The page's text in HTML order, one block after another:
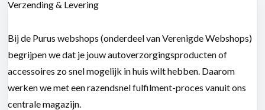
Verzending & Levering
Bij de Purus webshops (onderdeel vanVerenigde Webshops)
begrijpen we dat je jouw autoverzorgingsproducten of
accessoires zo snel mogelijk in huis wilt hebben. Daarom
werken we met een razendsnel fulfilment-proces vanuit ons
centrale magazijn.